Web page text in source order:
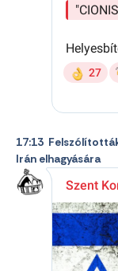
17:13
Irán elhagyására